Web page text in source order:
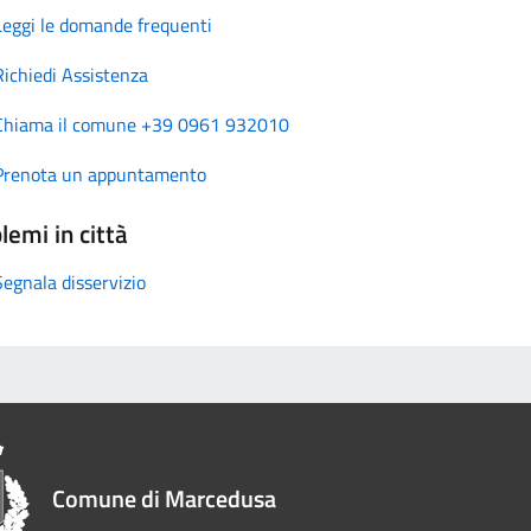
le domande frequenti
Assistenza
il comune +39 0961 932010
un appuntamento
in città
disservizio
Comune di Marcedusa